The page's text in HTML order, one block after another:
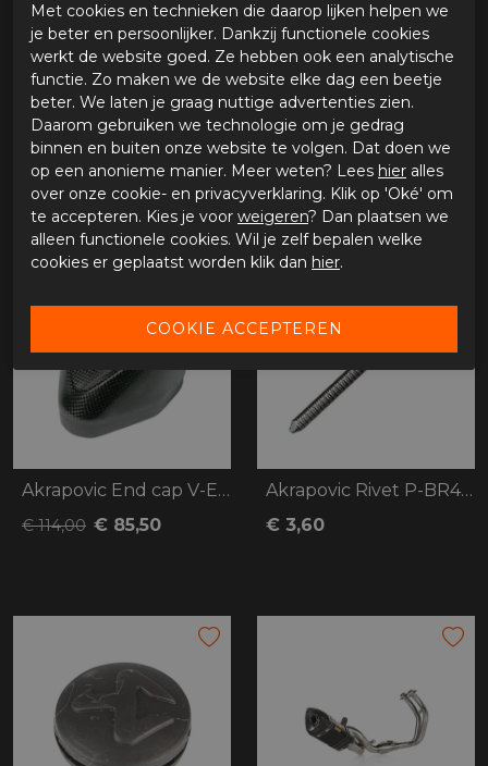
Akrapovic Sticker Horizontal 150x44mm
€ 6,60
€ 25,60
- 25%
Akrapovic End cap V-EC210
€ 114,00 € 85,50
Akrapovic Rivet P-BR4 SS D4.8X12
€ 3,60
Met cookies en technieken die daarop lijken helpen we
je beter en persoonlijker. Dankzij functionele cookies
werkt de website goed. Ze hebben ook een analytische
functie. Zo maken we de website elke dag een beetje
beter. We laten je graag nuttige advertenties zien.
Daarom gebruiken we technologie om je gedrag
binnen en buiten onze website te volgen. Dat doen we
op een anonieme manier. Meer weten? Lees hier alles
over onze cookie- en privacyverklaring. Klik op 'Oké' om
te accepteren. Kies je voor weigeren? Dan plaatsen we
alleen functionele cookies. Wil je zelf bepalen welke
cookies er geplaatst worden klik dan hier.